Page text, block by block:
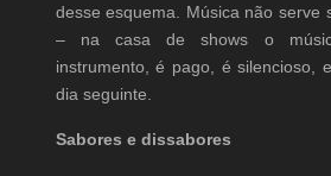
desse esquema. Música não serve
– na casa de shows o
instrumento, é pago, é silencioso,
dia seguinte.
Sabores e dissabores